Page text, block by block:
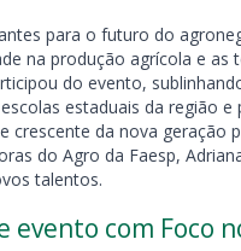
para o futuro do
na produção agrícola e
do evento,
estaduais da região
da nova geração
do Agro da Faesp,
talentos.
evento com Foco